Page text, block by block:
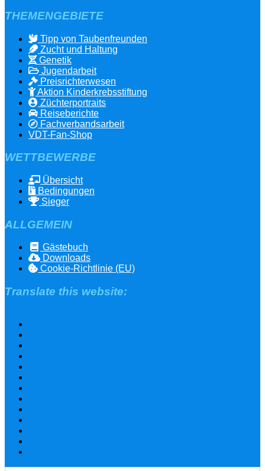
THEMENGEBIETE
Tipp von Taubenfreunden
Zucht und Haltung
Genetik
Jugendarbeit
Preisrichterwesen
Aktion Kinderkrebsstiftung
Züchterportraits
Reiseberichte
Fachverbandsarbeit
VDT-Fan-Shop
WETTBEWERBE
Übersicht
Bedingungen
Sieger
ALLGEMEIN
Gästebuch
Downloads
Cookie-Richtlinie (EU)
Translate this website: